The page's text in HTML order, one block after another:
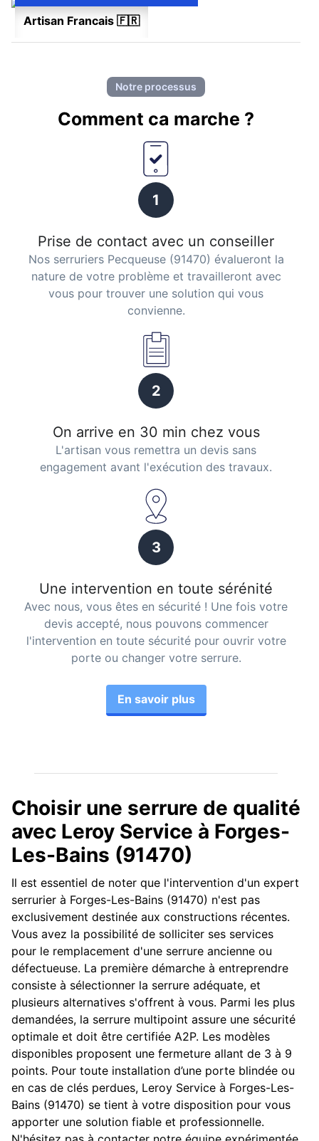
Artisan Francais 🇫🇷
Notre processus
Comment ca marche ?
1
Prise de contact avec un conseiller
Nos serruriers Pecqueuse (91470) évalueront la
nature de votre problème et travailleront avec
vous pour trouver une solution qui vous
convienne.
2
On arrive en 30 min chez vous
L'artisan vous remettra un devis sans
engagement avant l'exécution des travaux.
3
Une intervention en toute sérénité
Avec nous, vous êtes en sécurité ! Une fois votre
devis accepté, nous pouvons commencer
l'intervention en toute sécurité pour ouvrir votre
porte ou changer votre serrure.
En savoir plus
Choisir une serrure de qualité
avec Leroy Service à Forges-
Les-Bains (91470)
Il est essentiel de noter que l'intervention d'un expert
serrurier à Forges-Les-Bains (91470) n'est pas
exclusivement destinée aux constructions récentes.
Vous avez la possibilité de solliciter ses services
pour le remplacement d'une serrure ancienne ou
défectueuse. La première démarche à entreprendre
consiste à sélectionner la serrure adéquate, et
plusieurs alternatives s'offrent à vous. Parmi les plus
demandées, la serrure multipoint assure une sécurité
optimale et doit être certifiée A2P. Les modèles
disponibles proposent une fermeture allant de 3 à 9
points. Pour toute installation d’une porte blindée ou
en cas de clés perdues, Leroy Service à Forges-Les-
Bains (91470) se tient à votre disposition pour vous
apporter une solution fiable et professionnelle.